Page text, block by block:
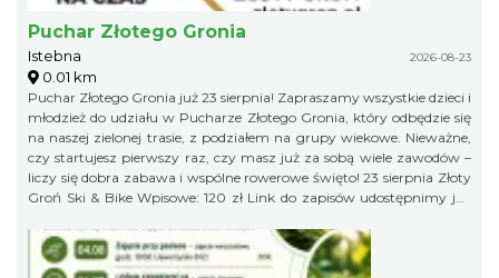
Puchar Złotego Gronia
Istebna 2026-08-23
0.01 km
Puchar Złotego Gronia już 23 sierpnia! Zapraszamy wszystkie dzieci i
młodzież do udziału w Pucharze Złotego Gronia, który odbędzie się
na naszej zielonej trasie, z podziałem na grupy wiekowe. Nieważne,
czy startujesz pierwszy raz, czy masz już za sobą wiele zawodów –
liczy się dobra zabawa i wspólne rowerowe święto! 23 sierpnia Złoty
Groń Ski & Bike Wpisowe: 120 zł Link do zapisów udostępnimy już
przegapić!